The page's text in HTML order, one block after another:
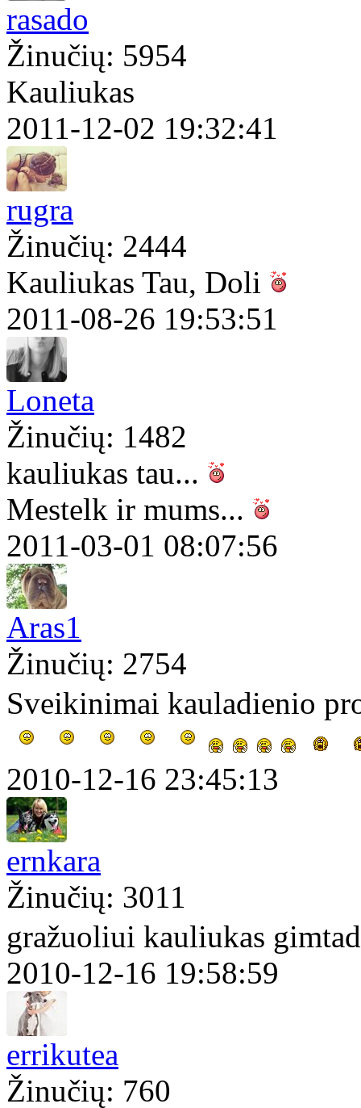
rasado
Žinučių: 5954
Kauliukas
2011-12-02 19:32:41
rugra
Žinučių: 2444
Kauliukas Tau, Doli
2011-08-26 19:53:51
Loneta
Žinučių: 1482
kauliukas tau...
Mestelk ir mums...
2011-03-01 08:07:56
Aras1
Žinučių: 2754
Sveikinimai kauladienio
2010-12-16 23:45:13
ernkara
Žinučių: 3011
gražuoliui kauliukas
2010-12-16 19:58:59
errikutea
Žinučių: 760